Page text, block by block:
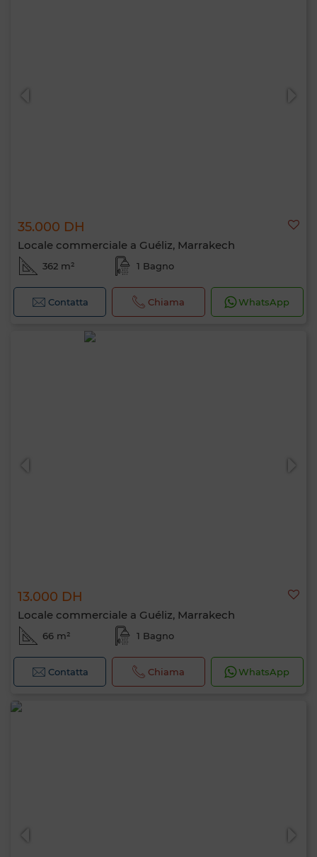
35.000 DH
Locale commerciale a Guéliz, Marrakech
362 m² 1 Bagno
Contatta Chiama WhatsApp
13.000 DH
Locale commerciale a Guéliz, Marrakech
66 m² 1 Bagno
Contatta Chiama WhatsApp